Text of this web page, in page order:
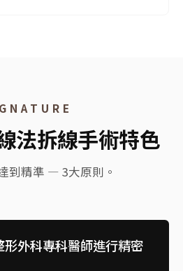
法拆線手術特色
到精準 — 3大原則。
形外科專科醫師進行精密